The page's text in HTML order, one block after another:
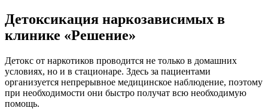
Детоксикация наркозависимых в
клинике «Решение»
Детокс от наркотиков проводится не только в домашних
условиях, но и в стационаре. Здесь за пациентами
организуется непрерывное медицинское наблюдение, поэтому
при необходимости они быстро получат всю необходимую
помощь.